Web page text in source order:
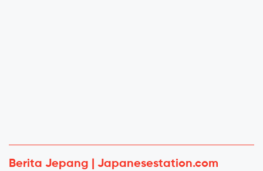
Berita Jepang | Japanesestation.com